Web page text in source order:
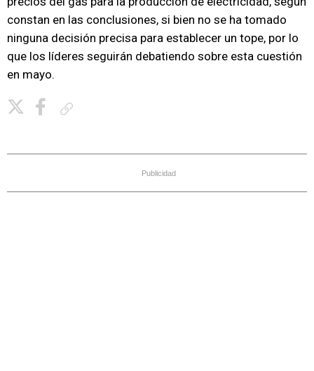
constan en las conclusiones, si bien no se ha tomado
ninguna decisión precisa para establecer un tope, por lo
que los líderes seguirán debatiendo sobre esta cuestión
en mayo.
Publicidad